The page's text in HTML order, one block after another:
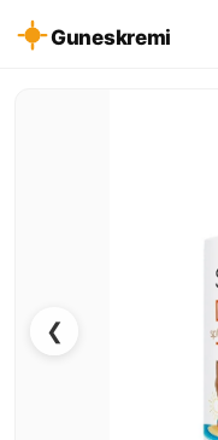
Guneskremi
❮